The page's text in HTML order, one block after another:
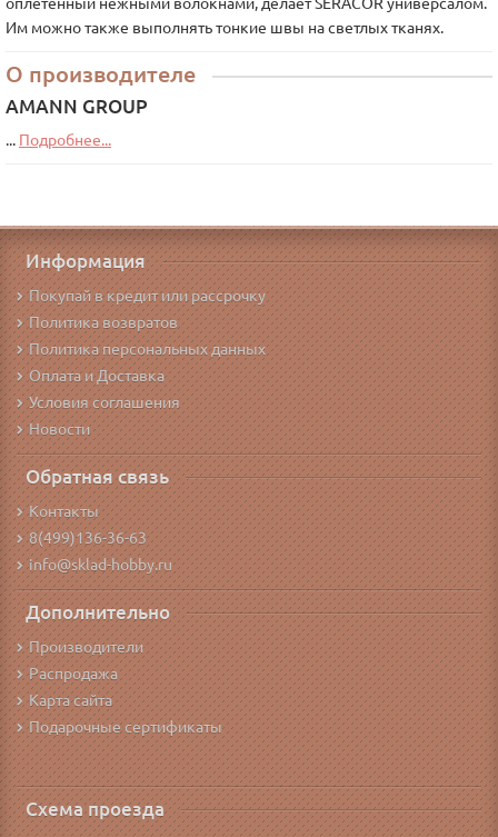
Им можно также выполнять тонкие швы на светлых тканях.
О производителе
AMANN GROUP
... Подробнее...
Информация
Покупай в кредит или рассрочку
Политика возвратов
Политика персональных данных
Оплата и Доставка
Условия соглашения
Новости
Обратная связь
Контакты
8(499)136-36-63
info@sklad-hobby.ru
Дополнительно
Производители
Распродажа
Карта сайта
Подарочные сертификаты
Схема проезда